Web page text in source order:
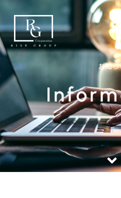
を
ス
キ
お知ら